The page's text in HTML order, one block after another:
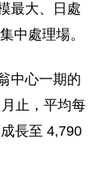
最大、日處
中處理場。
中心一期的
止，平均每
長至 4,790